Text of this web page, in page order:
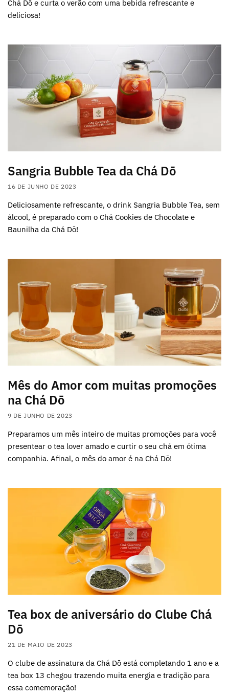
Chá Dō e curta o verão com uma bebida refrescante e
deliciosa!
Sangria Bubble Tea da Chá Dō
16 DE JUNHO DE 2023
Deliciosamente refrescante, o drink Sangria Bubble Tea, sem
álcool, é preparado com o Chá Cookies de Chocolate e
Baunilha da Chá Dō!
Mês do Amor com muitas promoções
na Chá Dō
9 DE JUNHO DE 2023
Preparamos um mês inteiro de muitas promoções para você
presentear o tea lover amado e curtir o seu chá em ótima
companhia. Afinal, o mês do amor é na Chá Dō!
Tea box de aniversário do Clube Chá
Dō
21 DE MAIO DE 2023
O clube de assinatura da Chá Dō está completando 1 ano e a
tea box 13 chegou trazendo muita energia e tradição para
essa comemoração!